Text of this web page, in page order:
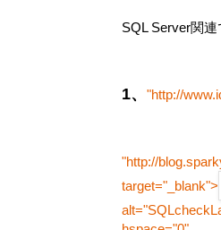
SQL Server関
1、 "http://
"http://
target="_blank">